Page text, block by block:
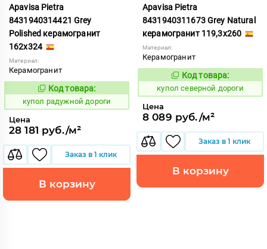
Apavisa Pietra
8431940314421 Grey
Polished керамогранит
162x324
Материал:
Керамогранит
853272
Код товара:
купол радужной дороги
Цена
28 181 руб./м²
Заказ в 1 клик
В корзину
Apavisa Pietra
8431940311673 Grey Natural
керамогранит 119,3x260
Материал:
Керамогранит
854272
Код товара:
купол северной дороги
Цена
8 089 руб./м²
Заказ в 1 клик
В корзину